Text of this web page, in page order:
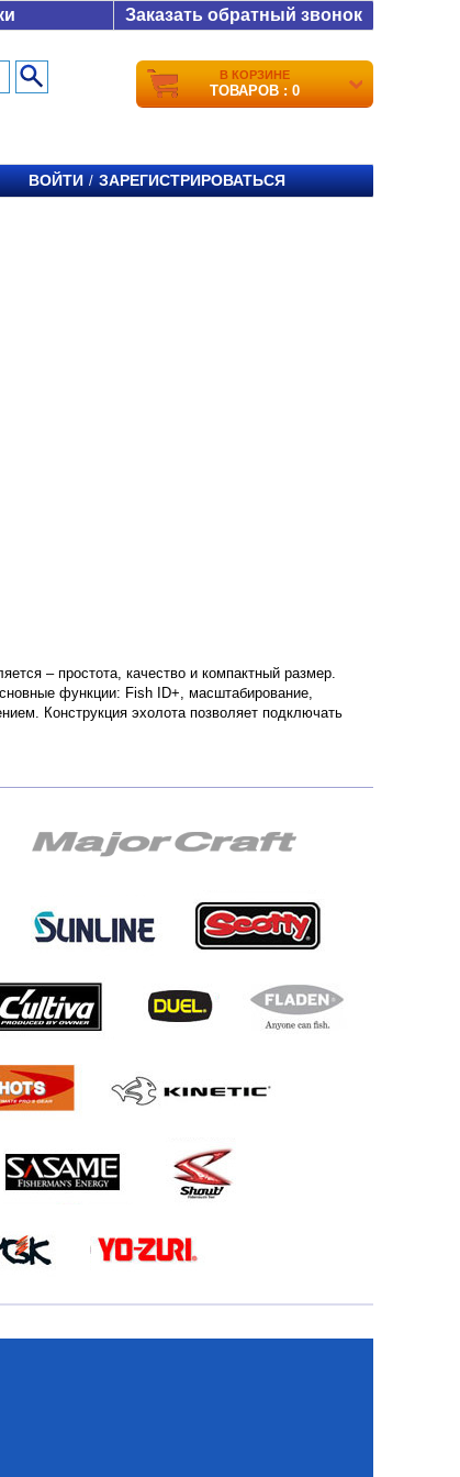
Заказать обратный звонок
В КОРЗИНЕ
ТОВАРОВ : 0
ВОЙТИ / ЗАРЕГИСТРИРОВАТЬСЯ
– простота, качество и компактный размер.
функции: Fish ID+, масштабирование,
Конструкция эхолота позволяет подключать